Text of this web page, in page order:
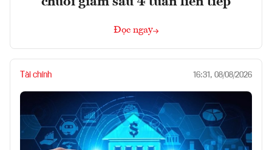
Đọc ngay
Tài chính 16:31, 08/08/2026